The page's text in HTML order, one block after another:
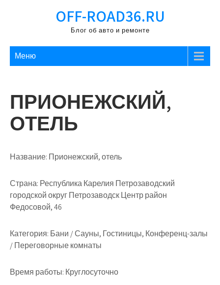
OFF-ROAD36.RU
Блог об авто и ремонте
Меню
ПРИОНЕЖСКИЙ,
ОТЕЛЬ
Название: Прионежский, отель
Страна: Республика Карелия Петрозаводский
городской округ Петрозаводск Центр район
Федосовой, 46
Категория: Бани / Сауны, Гостиницы, Конференц-залы
/ Переговорные комнаты
Время работы: Круглосуточно